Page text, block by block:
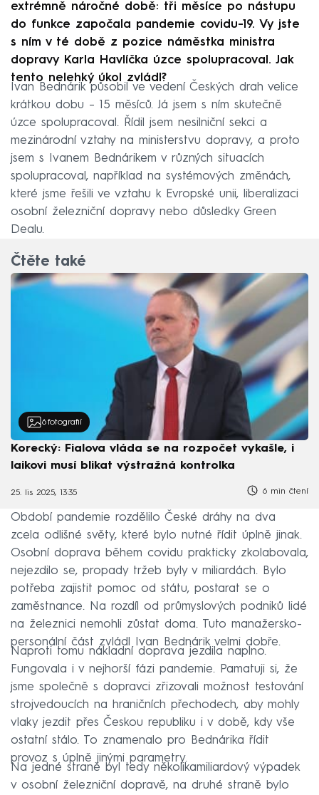
extrémně náročné době: tři měsíce po nástupu
do funkce započala pandemie covidu-19. Vy jste
s ním v té době z pozice náměstka ministra
dopravy Karla Havlíčka úzce spolupracoval. Jak
tento nelehký úkol zvládl?
Ivan Bednárik působil ve vedení Českých drah velice
krátkou dobu – 15 měsíců. Já jsem s ním skutečně
úzce spolupracoval. Řídil jsem nesilniční sekci a
mezinárodní vztahy na ministerstvu dopravy, a proto
jsem s Ivanem Bednárikem v různých situacích
spolupracoval, například na systémových změnách,
které jsme řešili ve vztahu k Evropské unii, liberalizaci
osobní železniční dopravy nebo důsledky Green
Dealu.
Čtěte také
6 fotografií
Korecký: Fialova vláda se na rozpočet vykašle, i
laikovi musí blikat výstražná kontrolka
25. lis 2025, 13:35 6 min čtení
Období pandemie rozdělilo České dráhy na dva
zcela odlišné světy, které bylo nutné řídit úplně jinak.
Osobní doprava během covidu prakticky zkolabovala,
nejezdilo se, propady tržeb byly v miliardách. Bylo
potřeba zajistit pomoc od státu, postarat se o
zaměstnance. Na rozdíl od průmyslových podniků lidé
na železnici nemohli zůstat doma. Tuto manažersko-
personální část zvládl Ivan Bednárik velmi dobře.
Naproti tomu nákladní doprava jezdila naplno.
Fungovala i v nejhorší fázi pandemie. Pamatuji si, že
jsme společně s dopravci zřizovali možnost testování
strojvedoucích na hraničních přechodech, aby mohly
vlaky jezdit přes Českou republiku i v době, kdy vše
ostatní stálo. To znamenalo pro Bednárika řídit
provoz s úplně jinými parametry.
Na jedné straně byl tedy několikamiliardový výpadek
v osobní železniční dopravě, na druhé straně bylo